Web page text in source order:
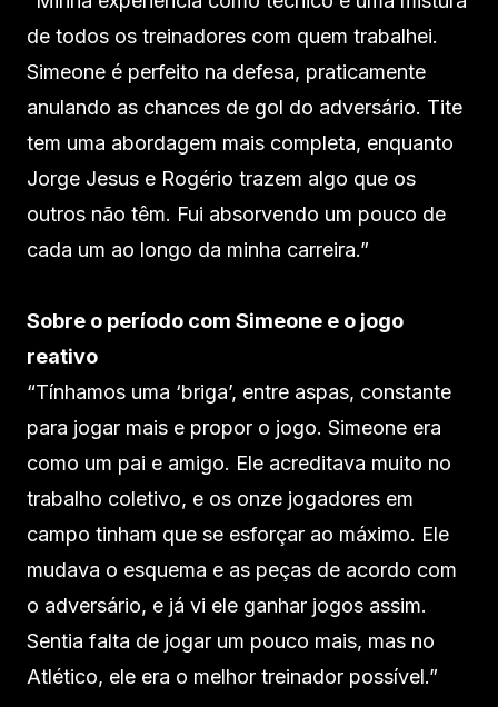
de todos os treinadores com quem trabalhei.
Simeone é perfeito na defesa, praticamente
anulando as chances de gol do adversário. Tite
tem uma abordagem mais completa, enquanto
Jorge Jesus e Rogério trazem algo que os
outros não têm. Fui absorvendo um pouco de
cada um ao longo da minha carreira.”
Sobre o período com Simeone e o jogo
reativo
“Tínhamos uma ‘briga’, entre aspas, constante
para jogar mais e propor o jogo. Simeone era
como um pai e amigo. Ele acreditava muito no
trabalho coletivo, e os onze jogadores em
campo tinham que se esforçar ao máximo. Ele
mudava o esquema e as peças de acordo com
o adversário, e já vi ele ganhar jogos assim.
Sentia falta de jogar um pouco mais, mas no
Atlético, ele era o melhor treinador possível.”